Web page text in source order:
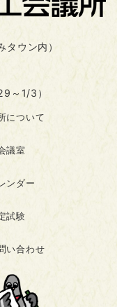
ウン内）
～1/3）
について
議室
ンダー
試験
い合わせ